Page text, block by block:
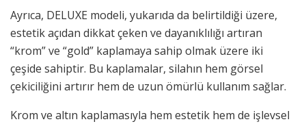
Ayrıca, DELUXE modeli, yukarıda da belirtildiği üzere,
estetik açıdan dikkat çeken ve dayanıklılığı artıran
“krom” ve “gold” kaplamaya sahip olmak üzere iki
çeşide sahiptir. Bu kaplamalar, silahın hem görsel
çekiciliğini artırır hem de uzun ömürlü kullanım sağlar.
Krom ve altın kaplamasıyla hem estetik hem de işlevsel